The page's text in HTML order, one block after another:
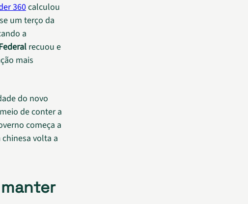
360calculou
um terço da
a
recuou e
mais
do novo
de conter a
começa a
volta a